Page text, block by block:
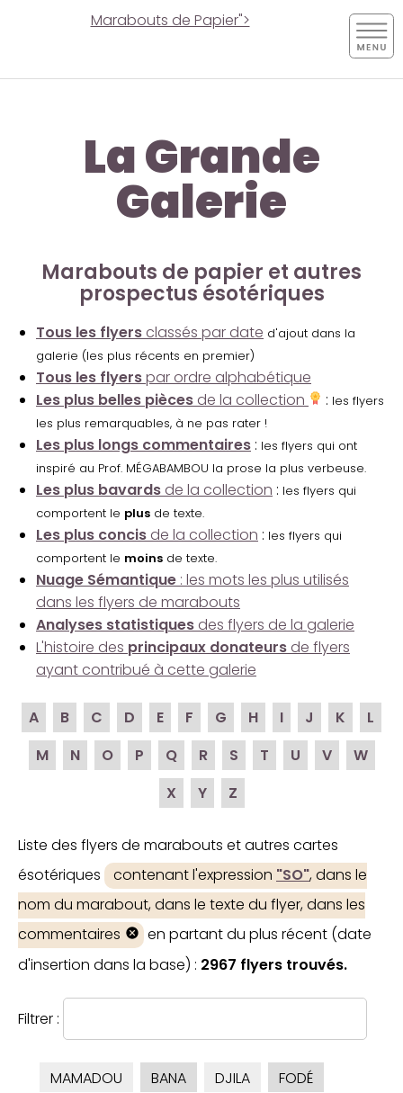
Marabouts de Papier">
La Grande
Galerie
Marabouts de papier et autres
prospectus ésotériques
Tous les flyers classés par date d'ajout dans la
galerie (les plus récents en premier)
Tous les flyerspar ordre alphabétique
Les plus belles pièces de la collection : les flyers
les plus remarquables, à ne pas rater !
Les plus longs commentaires : les flyers qui ont
inspiré au Prof. MÉGABAMBOU la prose la plus verbeuse.
Les plus bavards de la collection : les flyers qui
comportent le plus de texte.
Les plus concis de la collection : les flyers qui
comportent le moins de texte.
Nuage Sémantique : les mots les plus utilisés
dans les flyers de marabouts
Analyses statistiques des flyers de la galerie
L'histoire des principaux donateurs de flyers
ayant contribué à cette galerie
A B C D E F G H I J K
L
M
N O P Q R S T U V
W
X
Y Z
Liste des flyers de marabouts et autres cartes
ésotériques
contenant l'expression "SO", dans le
nom du marabout, dans le texte du flyer, dans les
commentaires
en partant du plus récent (date
d'insertion dans la base) : 2967 flyers trouvés.
Filtrer :
MAMADOU BANA DJILA
FODÉ